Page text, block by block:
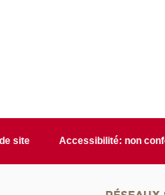
site Accessibilité: non